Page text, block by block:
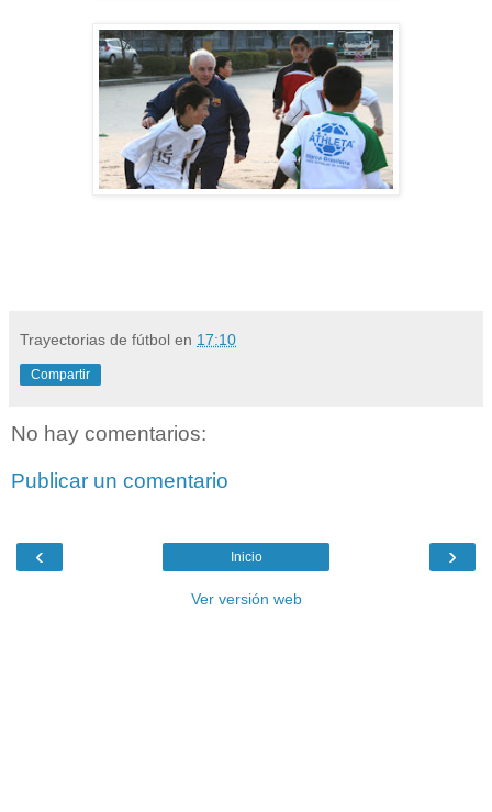
Trayectorias de fútbol en 17:10
Compartir
No hay comentarios:
Publicar un comentario
‹ ›
Inicio
Ver versión web